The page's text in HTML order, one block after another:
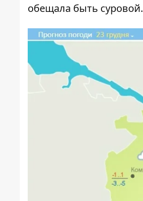
обещала быть суровой.